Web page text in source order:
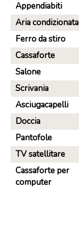
Appendiabiti
Aria condizionata
Ferro da stiro
Cassaforte
Salone
Scrivania
Asciugacapelli
Doccia
Pantofole
TV satellitare
Cassaforte per
computer